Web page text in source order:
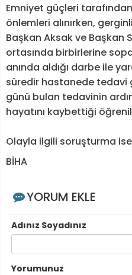
Emniyet güçleri
önlemleri alınırken,
Başkan Aksak ve Başkan
ortasında birbirlerine
anında aldığı darbe ile
süredir hastanede tedavi
günü bulan tedavinin
hayatını kaybettiği
Olayla ilgili soruşturma
BİHA
YORUM EKLE
Adınız Soyadınız
Yorumunuz